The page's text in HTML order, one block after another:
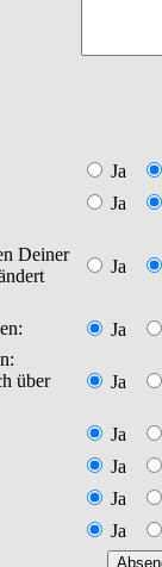
Ja
Ja
Deiner
Ja
Ja
über
Ja
Ja
Ja
Ja
Ja